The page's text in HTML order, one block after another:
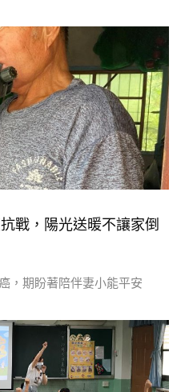
戰，陽光送暖不讓家倒
，期盼著陪伴妻小能平安